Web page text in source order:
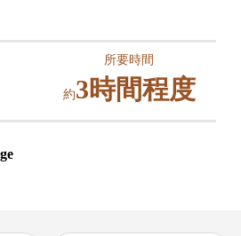
所要時間
約3時間程度